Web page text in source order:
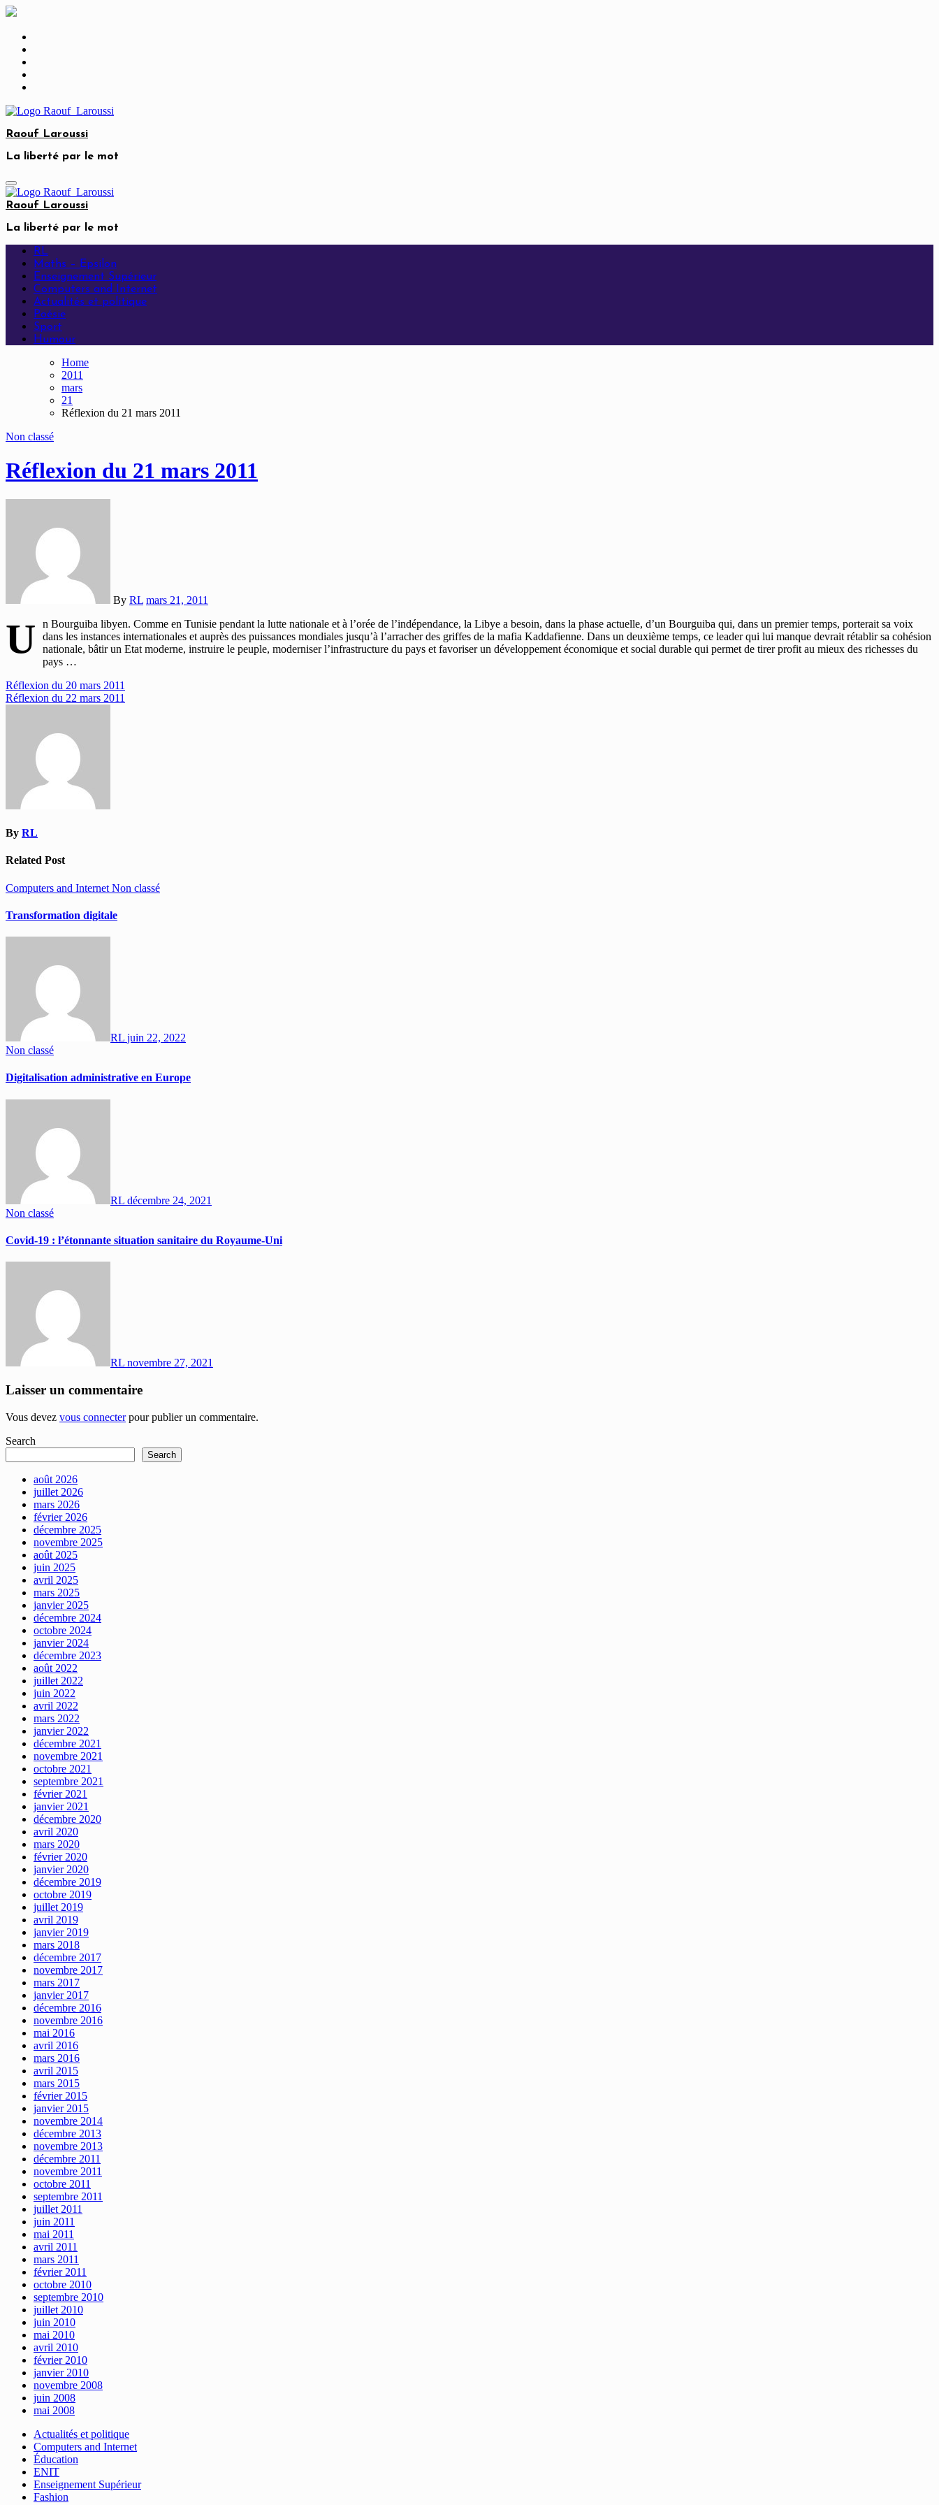
Skip
content
Raouf Laroussi
La liberté par le mot
Raouf Laroussi
La liberté par le mot
RL
Maths – Epsilon
Enseignement Supérieur
Computers and Internet
Actualités et politique
Poésie
Sport
Humour
Home
2011
mars
21
Réflexion du 21 mars 2011
Non classé
Réflexion du 21 mars 2011
By RL mars 21, 2011
U
n Bourguiba libyen. Comme en Tunisie pendant la lutte nationale et à l’orée de l’indépendance, la Libye a besoin, dans la phase actuelle, d’un Bourguiba qui, dans un premier temps, porterait sa voix
dans les instances internationales et auprès des puissances mondiales jusqu’à l’arracher des griffes de la mafia Kaddafienne. Dans un deuxième temps, ce leader qui lui manque devrait rétablir sa cohésion
nationale, bâtir un Etat moderne, instruire le peuple, moderniser l’infrastructure du pays et favoriser un développement économique et social durable qui permet de tirer profit au mieux des richesses du
pays …
Navigation
de
Réflexion du 20 mars 2011
Réflexion du 22 mars 2011
By RL
Related Post
Computers and Internet Non classé
Transformation digitale
RL juin 22, 2022
Non classé
Digitalisation administrative en Europe
RL décembre 24, 2021
Non classé
Covid-19 : l’étonnante situation sanitaire du Royaume-Uni
RL novembre 27, 2021
Laisser un commentaire
Vous devez vous connecterpour publier un commentaire.
Search
Search
août 2026
juillet 2026
mars 2026
février 2026
décembre 2025
novembre 2025
août 2025
juin 2025
avril 2025
mars 2025
janvier 2025
décembre 2024
octobre 2024
janvier 2024
décembre 2023
août 2022
juillet 2022
juin 2022
avril 2022
mars 2022
janvier 2022
décembre 2021
novembre 2021
octobre 2021
septembre 2021
février 2021
janvier 2021
décembre 2020
avril 2020
mars 2020
février 2020
janvier 2020
décembre 2019
octobre 2019
juillet 2019
avril 2019
janvier 2019
mars 2018
décembre 2017
novembre 2017
mars 2017
janvier 2017
décembre 2016
novembre 2016
mai 2016
avril 2016
mars 2016
avril 2015
mars 2015
février 2015
janvier 2015
novembre 2014
décembre 2013
novembre 2013
décembre 2011
novembre 2011
octobre 2011
septembre 2011
juillet 2011
juin 2011
mai 2011
avril 2011
mars 2011
février 2011
octobre 2010
septembre 2010
juillet 2010
juin 2010
mai 2010
avril 2010
février 2010
janvier 2010
novembre 2008
juin 2008
mai 2008
Actualités et politique
Computers and Internet
Éducation
ENIT
Enseignement Supérieur
Fashion